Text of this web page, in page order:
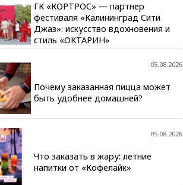
ГК «КОРТРОС» — партнер
фестиваля «Калининград Сити
Джаз»: искусство вдохновения и
стиль «ОКТАРИН»
05.08.2026
Почему заказанная пицца может
быть удобнее домашней?
05.08.2026
Что заказать в жару: летние
напитки от «Кофелайк»